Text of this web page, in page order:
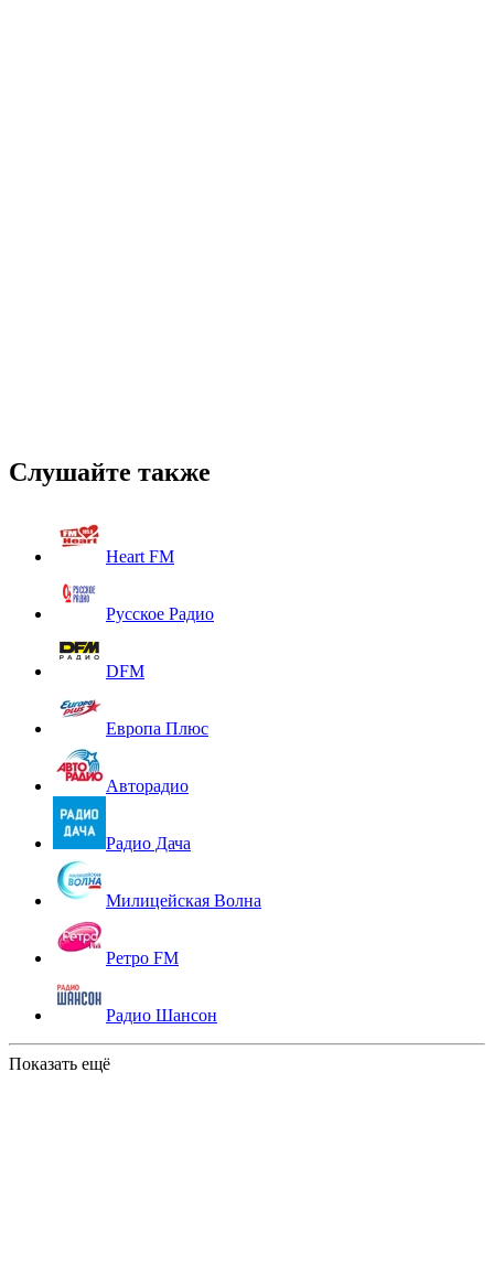
Слушайте также
Heart FM
Русское Радио
DFM
Европа Плюс
Авторадио
Радио Дача
Милицейская Волна
Ретро FM
Радио Шансон
Показать ещё